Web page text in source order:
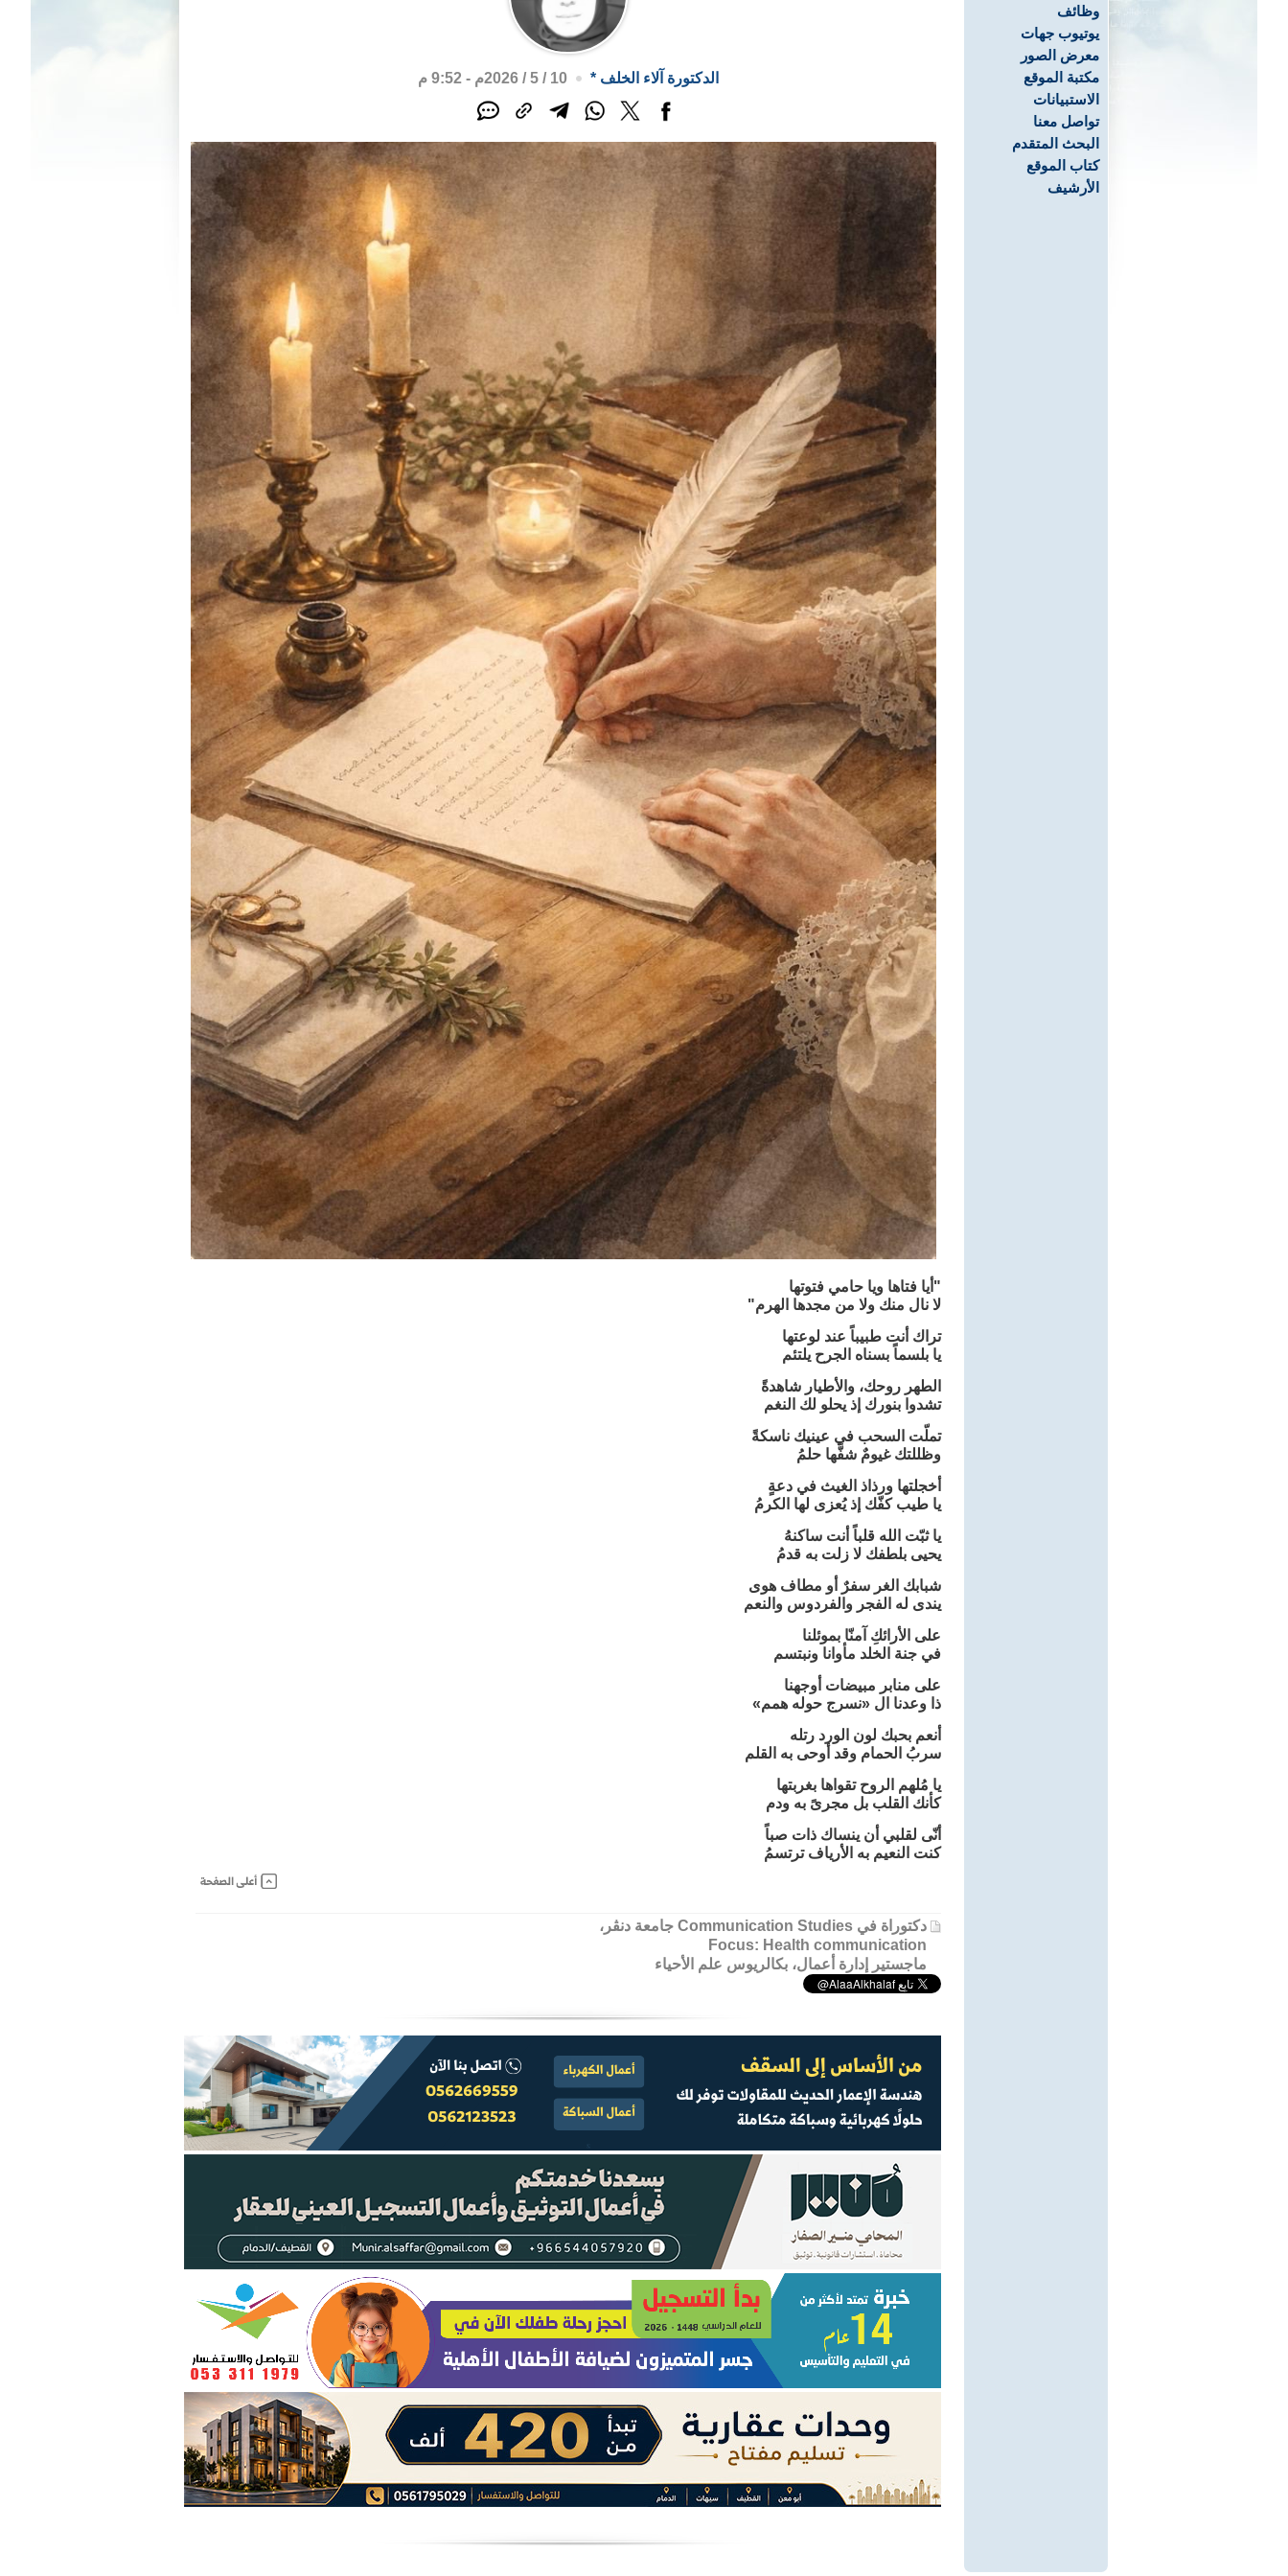
وظائف
يوتيوب جهات
معرض الصور
مكتبة الموقع
الاستبيانات
تواصل معنا
البحث المتقدم
كتاب الموقع
الأرشيف
الدكتورة آلاء الخلف * 10 / 5 / 2026م - 9:52 م
"أيا فتاها ويا حامي فتوتها
لا نال منك ولا من مجدها الهرم"
تراك أنت طبيباً عند لوعتها
يا بلسماً بسناه الجرح يلتئم
الطهر روحك، والأطيار شاهدةً
تشدوا بنورك إذ يحلو لك النغم
تملّت السحب في عينيك ناسكةً
وظللتك غيومٌ شفَّها حلمُ
أخجلتها ورذاذ الغيث في دعةٍ
يا طيب كفّك إذ يُعزى لها الكرمُ
يا ثبّت الله قلباً أنت ساكنهُ
يحيى بلطفك لا زلت به قدمُ
شبابك الغر سفرٌ أو مطاف هوى
يندى له الفجر والفردوس والنعم
على الأرائكِ آمنّا بموئلنا
في جنة الخلد مأوانا ونبتسم
على منابر مبيضات أوجهنا
ذا وعدنا ال «نسرج حوله همم»
أنعم بحبك لون الورد رتله
سربُ الحمام وقد أوحى به القلم
يا مُلهم الروح تقواها بغربتها
كأنك القلب بل مجرىً به ودم
أنّى لقلبي أن ينساك ذات صباً
كنت النعيم به الأرياف ترتسمُ
دكتوراة في Communication Studies جامعة دنڤر،
Focus: Health communication
ماجستير إدارة أعمال، بكالريوس علم الأحياء